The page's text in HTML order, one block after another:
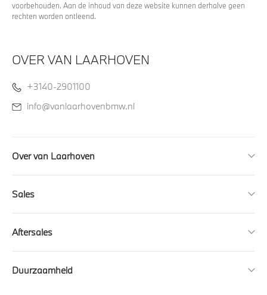
voorbehouden. Aan de inhoud van deze website kunnen derhalve geen
rechten worden ontleend.
OVER VAN LAARHOVEN
+3140-2901100
info@vanlaarhovenbmw.nl
Over van Laarhoven
Sales
Aftersales
Duurzaamheid